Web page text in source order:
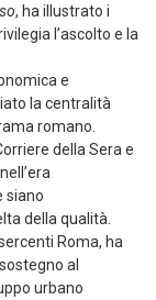
, ha illustrato i
l’ascolto e la
e
la centralità
romano.
della Sera e
siano
della qualità.
Roma, ha
al
urbano